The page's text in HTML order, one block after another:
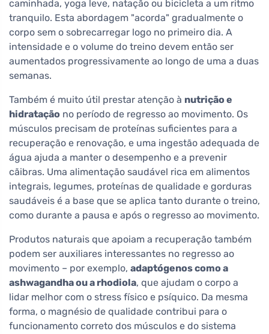
caminhada, yoga leve, natação ou bicicleta a um ritmo
tranquilo. Esta abordagem "acorda" gradualmente o
corpo sem o sobrecarregar logo no primeiro dia. A
intensidade e o volume do treino devem então ser
aumentados progressivamente ao longo de uma a duas
semanas.
Também é muito útil prestar atenção à nutrição e
hidratação no período de regresso ao movimento. Os
músculos precisam de proteínas suficientes para a
recuperação e renovação, e uma ingestão adequada de
água ajuda a manter o desempenho e a prevenir
cãibras. Uma alimentação saudável rica em alimentos
integrais, legumes, proteínas de qualidade e gorduras
saudáveis é a base que se aplica tanto durante o treino,
como durante a pausa e após o regresso ao movimento.
Produtos naturais que apoiam a recuperação também
podem ser auxiliares interessantes no regresso ao
movimento – por exemplo, adaptógenos como a
ashwagandha ou a rhodiola, que ajudam o corpo a
lidar melhor com o stress físico e psíquico. Da mesma
forma, o magnésio de qualidade contribui para o
funcionamento correto dos músculos e do sistema